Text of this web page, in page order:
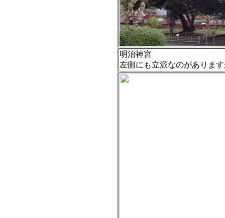
明治神宮
左側にも立派なのがありま